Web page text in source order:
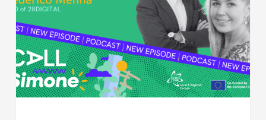
:
villes
et
numérisation